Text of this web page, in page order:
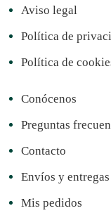
Aviso legal
Política de
Política de
Conócenos
Preguntas
Contacto
Envíos y entregas
Mis pedidos